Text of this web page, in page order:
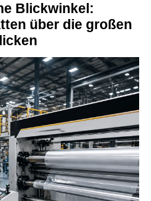
Blickwinkel:
über die großen